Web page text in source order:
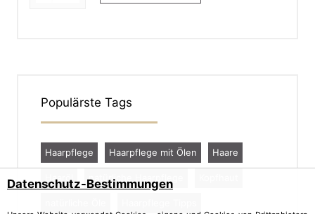
Populärste Tags
Haarpflege Haarpflege mit Ölen Haare
Haaröl natürliche Haarpflege
Datenschutz-Bestimmungen